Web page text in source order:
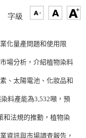
字級
化量產問題和使用限
場分析，介紹植物染料
、太陽電池、化妝品和
料產能為3,532噸，預
和法規的推動，植物染
資訊與市場調查報告，